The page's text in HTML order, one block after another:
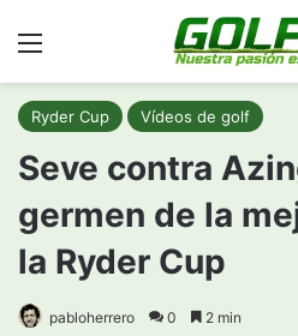
Menú
Ryder Cup Vídeos de golf
Seve contra
germen de la
la Ryder Cup
pabloherrero 0 2 min